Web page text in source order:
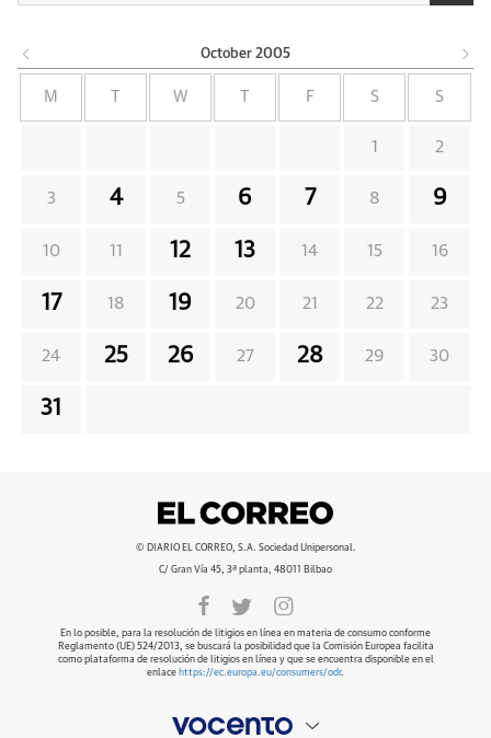
October 2005
M W F S S
1 2
3 4 5 6 7 8 9
10 11 12 13 14 15 16
17 18 19 20 21 22 23
24 25 26 27 28 29 30
31
© DIARIO EL CORREO, S.A. Sociedad Unipersonal.
C/ Gran Vía 45, 3ª planta, 48011 Bilbao
En lo posible, para la resolución de litigios en línea en materia de consumo conforme
Reglamento (UE) 524/2013, se buscará la posibilidad que la Comisión Europea facilita
como plataforma de resolución de litigios en línea y que se encuentra disponible en el
enlace https://ec.europa.eu/consumers/odr.